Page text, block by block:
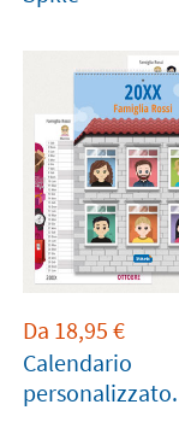
Da 18,95 €
Calendario
personalizzato.